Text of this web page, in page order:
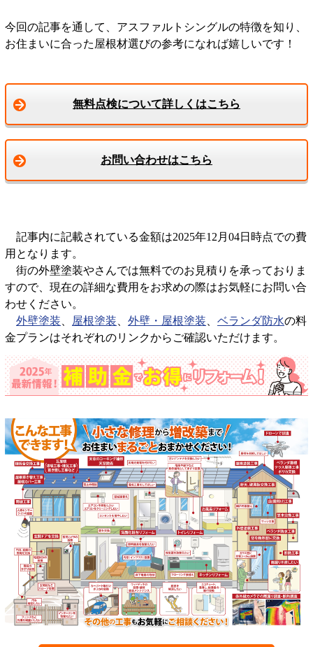
今回の記事を通して、アスファルトシングルの特徴を知り、
お住まいに合った屋根材選びの参考になれば嬉しいです！
無料点検について詳しくはこちら
お問い合わせはこちら
記事内に記載されている金額は2025年12月04日時点での費
用となります。
街の外壁塗装やさんでは無料でのお見積りを承っておりま
すので、現在の詳細な費用をお求めの際はお気軽にお問い合
わせください。
外壁塗装
屋根塗装 外壁・屋根塗装 ベランダ防水の料
金プランはそれぞれのリンクからご確認いただけます。